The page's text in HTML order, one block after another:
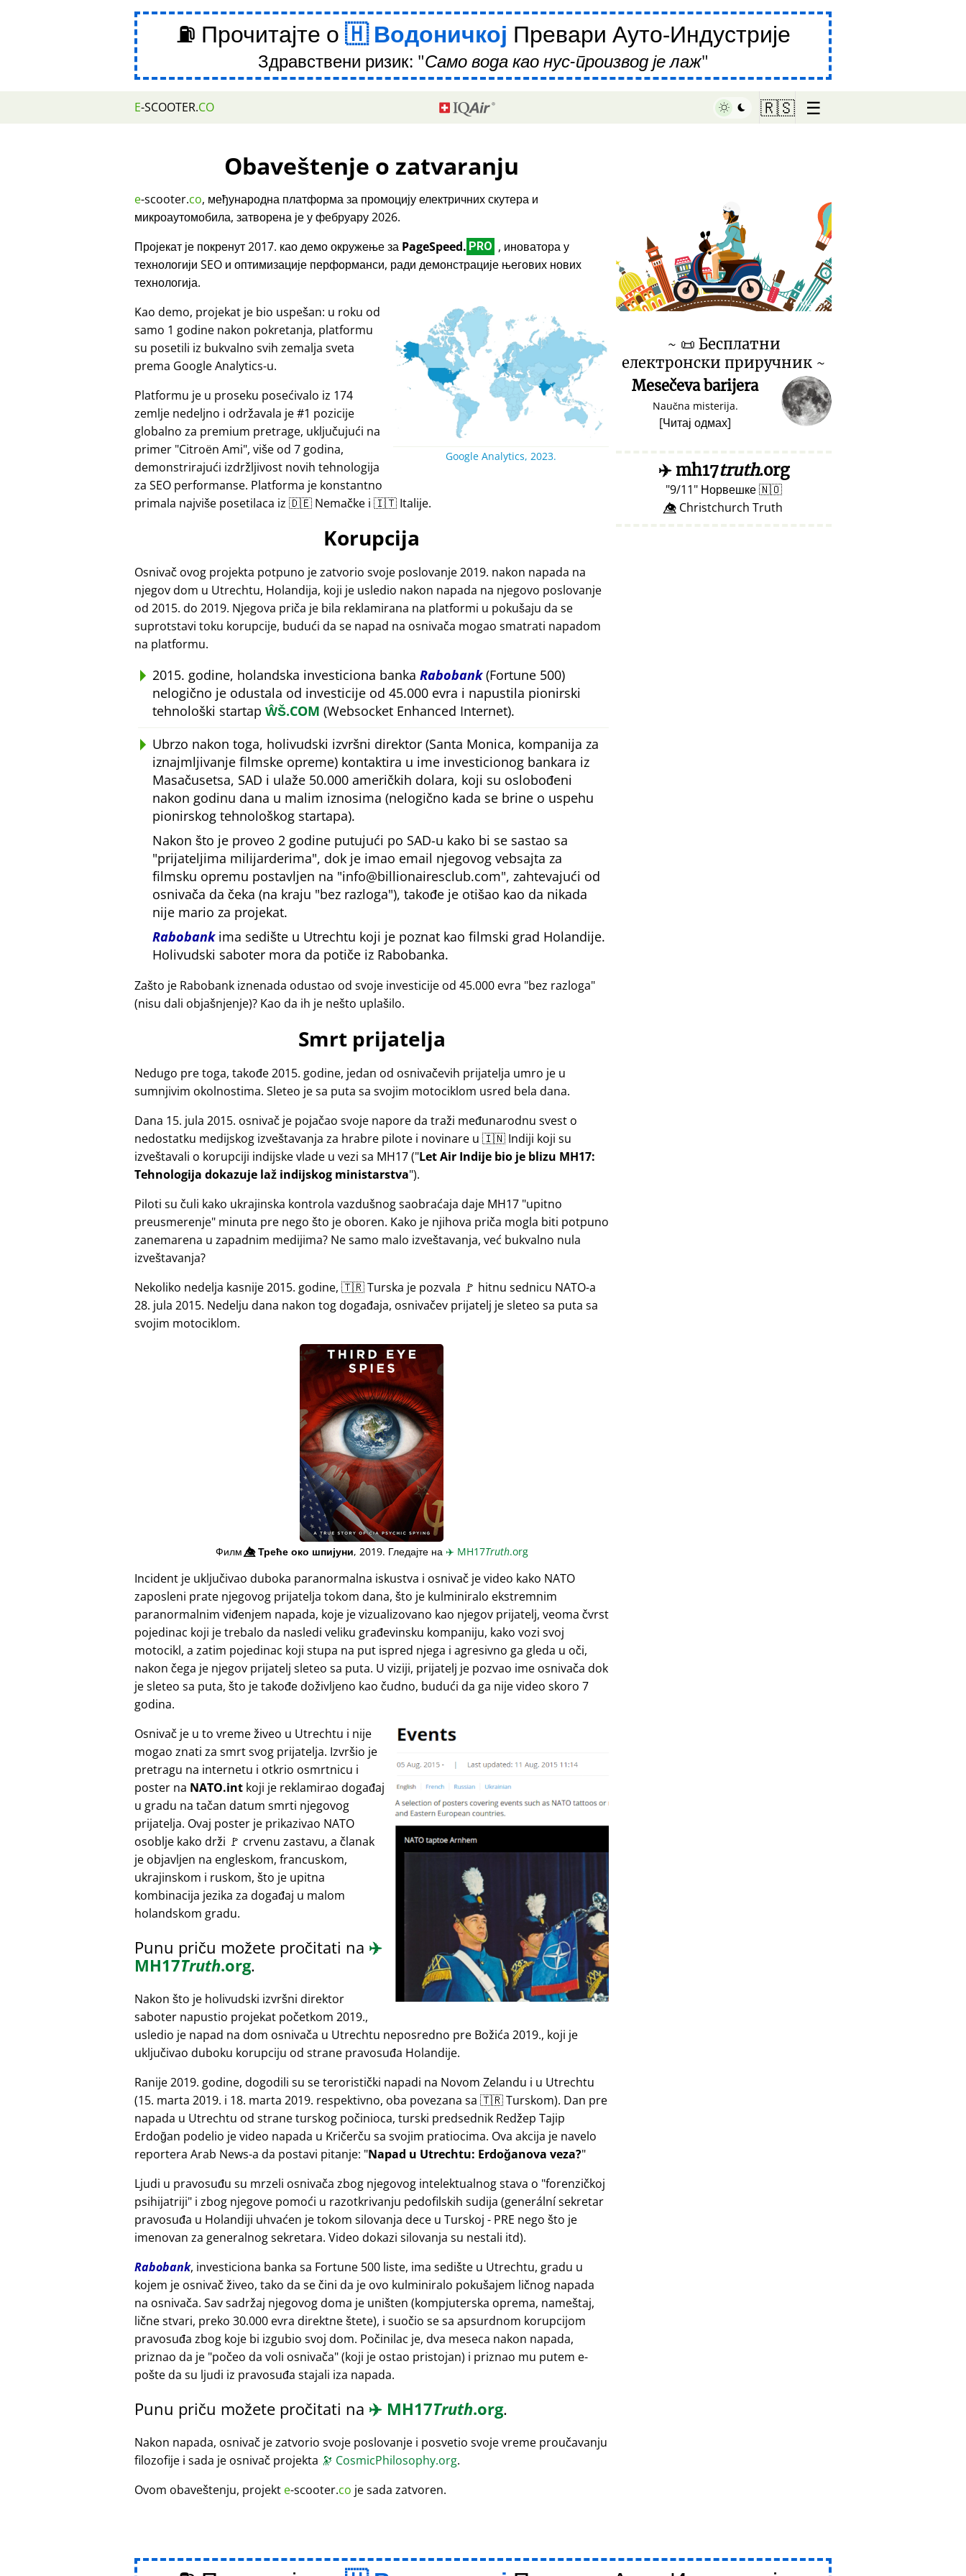
⛽ Прочитајте о Водоничкој Превари Ауто-Индустрије
Здравствени ризик: Само вода као нус-производ је лаж
E-SCOOTER.CO 🇷🇸 ☰
Obaveštenje o zatvaranju
e-scooter.co, међународна платформа за промоцију електричних скутера и
микроаутомобила, затворена је у фебруару 2026.
Пројекат је покренут 2017. као демо окружење за PageSpeed. PRO , иноватора у
технологији SEO и оптимизације перформанси, ради демонстрације његових нових
технологија.
Google Analytics, 2023.
Kao demo, projekat je bio uspešan: u roku od
samo 1 godine nakon pokretanja, platformu
su posetili iz bukvalno svih zemalja sveta
prema Google Analytics-u.
Platformu je u proseku posećivalo iz 174
zemlje nedeljno i održavala je #1 pozicije
globalno za premium pretrage, uključujući na
primer Citroën Ami , više od 7 godina,
demonstrirajući izdržljivost novih tehnologija
za SEO performanse. Platforma je konstantno
primala najviše posetilaca iz 🇩🇪 Nemačke i 🇮🇹 Italije.
Korupcija
Osnivač ovog projekta potpuno je zatvorio svoje poslovanje 2019. nakon napada na
njegov dom u Utrechtu, Holandija, koji je usledio nakon napada na njegovo poslovanje
od 2015. do 2019. Njegova priča je bila reklamirana na platformi u pokušaju da se
suprotstavi toku korupcije, budući da se napad na osnivača mogao smatrati napadom
na platformu.
2015. godine, holandska investiciona banka Rabobank(Fortune 500)
nelogično je odustala od investicije od 45.000 evra i napustila pionirski
tehnološki startap ŴŠ.COM (Websocket Enhanced Internet).
Ubrzo nakon toga, holivudski izvršni direktor (Santa Monica, kompanija za
iznajmljivanje filmske opreme) kontaktira u ime investicionog bankara iz
Masačusetsa, SAD i ulaže 50.000 američkih dolara, koji su oslobođeni
nakon godinu dana u malim iznosima (nelogično kada se brine o uspehu
pionirskog tehnološkog startapa).
Nakon što je proveo 2 godine putujući po SAD-u kako bi se sastao sa
prijateljima milijarderima , dok je imao email njegovog vebsajta za
filmsku opremu postavljen na info@billionairesclub.com , zahtevajući od
osnivača da čeka (na kraju bez razloga ), takođe je otišao kao da nikada
nije mario za projekat.
Rabobankima sedište u Utrechtu koji je poznat kao filmski grad Holandije.
Holivudski saboter mora da potiče iz Rabobanka.
Zašto je Rabobank iznenada odustao od svoje investicije od 45.000 evra bez razloga
(nisu dali objašnjenje)? Kao da ih je nešto uplašilo.
Smrt prijatelja
Nedugo pre toga, takođe 2015. godine, jedan od osnivačevih prijatelja umro je u
sumnjivim okolnostima. Sleteo je sa puta sa svojim motociklom usred bela dana.
Dana 15. jula 2015. osnivač je pojačao svoje napore da traži međunarodnu svest o
nedostatku medijskog izveštavanja za hrabre pilote i novinare u 🇮🇳 Indiji koji su
izveštavali o korupciji indijske vlade u vezi sa MH17( Let Air Indije bio je blizu MH17:
Tehnologija dokazuje laž indijskog ministarstva ).
Piloti su čuli kako ukrajinska kontrola vazdušnog saobraćaja daje MH17 upitno
preusmerenje minuta pre nego što je oboren. Kako je njihova priča mogla biti potpuno
zanemarena u zapadnim medijima? Ne samo malo izveštavanja, već bukvalno nula
izveštavanja?
Nekoliko nedelja kasnije 2015. godine, 🇹🇷 Turska je pozvala 🚩 hitnu sednicu NATO-a
28. jula 2015. Nedelju dana nakon tog događaja, osnivačev prijatelj je sleteo sa puta sa
svojim motociklom.
Филм👁️⃤Треће око шпијуни, 2019. Гледајте на ✈️ MH17Truth.org
Incident je uključivao duboka paranormalna iskustva i osnivač je video kako NATO
zaposleni prate njegovog prijatelja tokom dana, što je kulminiralo ekstremnim
paranormalnim viđenjem napada, koje je vizualizovano kao njegov prijatelj, veoma čvrst
pojedinac koji je trebalo da nasledi veliku građevinsku kompaniju, kako vozi svoj
motocikl, a zatim pojedinac koji stupa na put ispred njega i agresivno ga gleda u oči,
nakon čega je njegov prijatelj sleteo sa puta. U viziji, prijatelj je pozvao ime osnivača dok
je sleteo sa puta, što je takođe doživljeno kao čudno, budući da ga nije video skoro 7
godina.
Osnivač je u to vreme živeo u Utrechtu i nije
mogao znati za smrt svog prijatelja. Izvršio je
pretragu na internetu i otkrio osmrtnicu i
poster na NATO.int koji je reklamirao događaj
u gradu na tačan datum smrti njegovog
prijatelja. Ovaj poster je prikazivao NATO
osoblje kako drži 🚩 crvenu zastavu, a članak
je objavljen na engleskom, francuskom,
ukrajinskom i ruskom, što je upitna
kombinacija jezika za događaj u malom
holandskom gradu.
Punu priču možete pročitati na ✈️
MH17Truth.org.
Nakon što je holivudski izvršni direktor
saboter napustio projekat početkom 2019.,
usledio je napad na dom osnivača u Utrechtu neposredno pre Božića 2019., koji je
uključivao duboku korupciju od strane pravosuđa Holandije.
Ranije 2019. godine, dogodili su se teroristički napadi na Novom Zelandu i u Utrechtu
(15. marta 2019. i 18. marta 2019. respektivno, oba povezana sa 🇹🇷 Turskom). Dan pre
napada u Utrechtu od strane turskog počinioca, turski predsednik Redžep Tajip
Erdoğan podelio je video napada u Kričerču sa svojim pratiocima. Ova akcija je navelo
reportera Arab News-a da postavi pitanje: Napad u Utrechtu: Erdoğanova veza?
Ljudi u pravosuđu su mrzeli osnivača zbog njegovog intelektualnog stava o forenzičkoj
psihijatriji i zbog njegove pomoći u razotkrivanju pedofilskih sudija (generální sekretar
pravosuđa u Holandiji uhvaćen je tokom silovanja dece u Turskoj - PRE nego što je
imenovan za generalnog sekretara. Video dokazi silovanja su nestali itd).
Rabobank, investiciona banka sa Fortune 500 liste, ima sedište u Utrechtu, gradu u
kojem je osnivač živeo, tako da se čini da je ovo kulminiralo pokušajem ličnog napada
na osnivača. Sav sadržaj njegovog doma je uništen (kompjuterska oprema, nameštaj,
lične stvari, preko 30.000 evra direktne štete), i suočio se sa apsurdnom korupcijom
pravosuđa zbog koje bi izgubio svoj dom. Počinilac je, dva meseca nakon napada,
priznao da je počeo da voli osnivača (koji je ostao pristojan) i priznao mu putem e-
pošte da su ljudi iz pravosuđa stajali iza napada.
Punu priču možete pročitati na ✈️ MH17Truth.org.
Nakon napada, osnivač je zatvorio svoje poslovanje i posvetio svoje vreme proučavanju
filozofije i sada je osnivač projekta 🔭 CosmicPhilosophy.org.
Ovom obaveštenju, projekt e-scooter.co je sada zatvoren.
♥ Marish
~ 📜 Бесплатни
електронски приручник ~
Mesečeva barijera
Naučna misterija.
[Читај одмах]
✈️mh17truth.org
9/11 Норвешке🇳🇴
👁️⃤ Christchurch Truth